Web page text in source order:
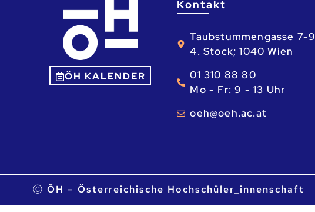
ÖH KALENDER
Kontakt
Taubstummengasse 7-9
4. Stock; 1040 Wien
01 310 88 80
Mo - Fr: 9 - 13 Uhr
ta.ca.heo@heo
Ⓒ ÖH – Österreichische Hochschüler_innenschaft